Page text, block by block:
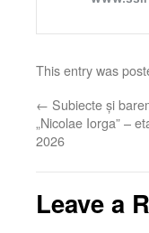
This entry was
← Subiecte și
„Nicolae Iorga” –
2026
Leave a